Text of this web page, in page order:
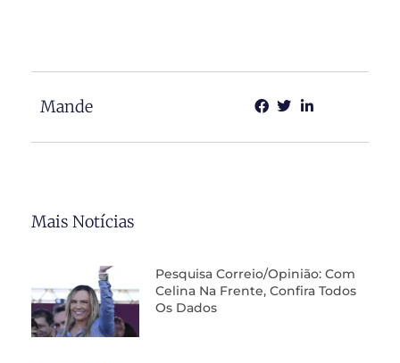
Mande
Mais Notícias
Pesquisa Correio/Opinião: Com
Celina Na Frente, Confira Todos
Os Dados